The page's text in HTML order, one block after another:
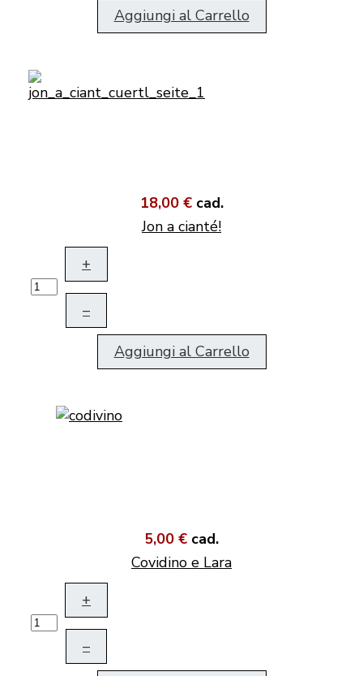
Aggiungi al Carrello
18,00 € cad.
Jon a cianté!
+
–
Aggiungi al Carrello
5,00 € cad.
Covidino e Lara
+
–